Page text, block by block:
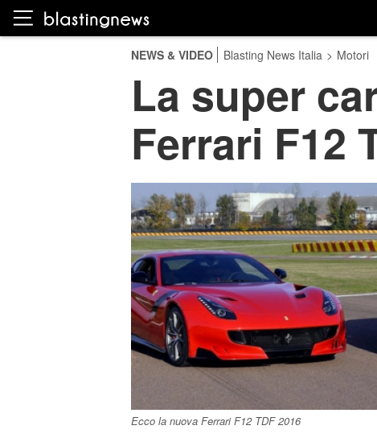
NEWS & VIDEO Blasting News Italia > Motori
La super
Ferrari F12
Ecco la nuova Ferrari F12 TDF 2016